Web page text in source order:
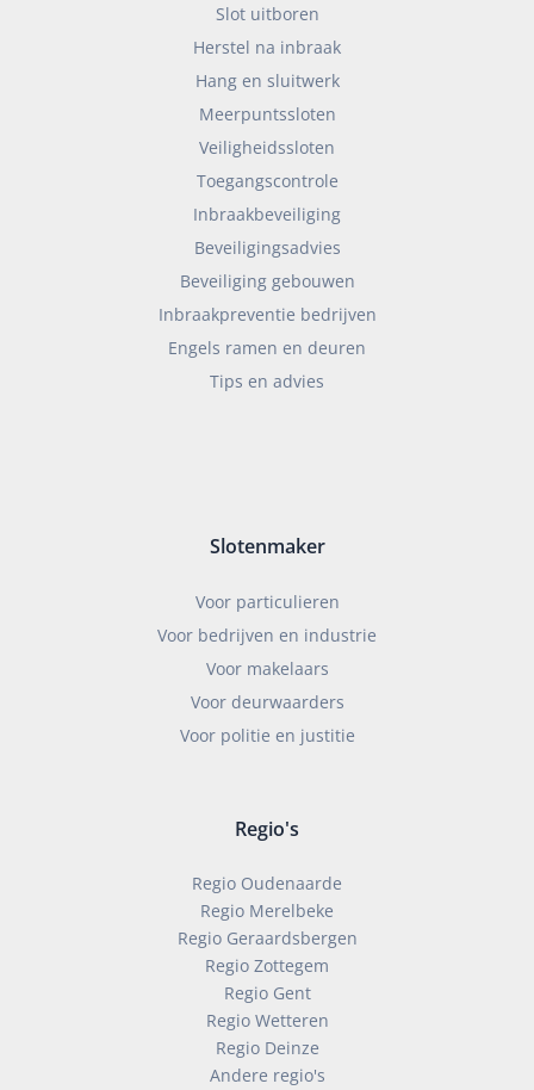
Slot uitboren
Herstel na inbraak
Hang en sluitwerk
Meerpuntssloten
Veiligheidssloten
Toegangscontrole
Inbraakbeveiliging
Beveiligingsadvies
Beveiliging gebouwen
Inbraakpreventie bedrijven
Engels ramen en deuren
Tips en advies
Slotenmaker
Voor particulieren
Voor bedrijven en industrie
Voor makelaars
Voor deurwaarders
Voor politie en justitie
Regio's
Regio Oudenaarde
Regio Merelbeke
Regio Geraardsbergen
Regio Zottegem
Regio Gent
Regio Wetteren
Regio Deinze
Andere regio's